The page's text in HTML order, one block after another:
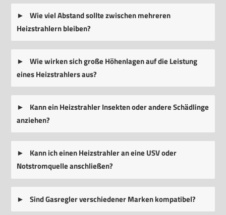
Wie viel Abstand sollte zwischen mehreren
Heizstrahlern bleiben?
Wie wirken sich große Höhenlagen auf die Leistung
eines Heizstrahlers aus?
Kann ein Heizstrahler Insekten oder andere Schädlinge
anziehen?
Kann ich einen Heizstrahler an eine USV oder
Notstromquelle anschließen?
Sind Gasregler verschiedener Marken kompatibel?